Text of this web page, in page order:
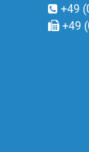
+49
+49